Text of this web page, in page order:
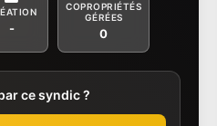
-
COPROPRIÉTÉS
GÉRÉES
0
ce syndic ?